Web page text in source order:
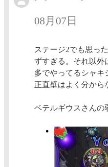
08月07日
ステージ2でも思っ
ずすぎる。それ以外
多でやってるシャキ
正直壁はよく分から
ベテルギウスさんの